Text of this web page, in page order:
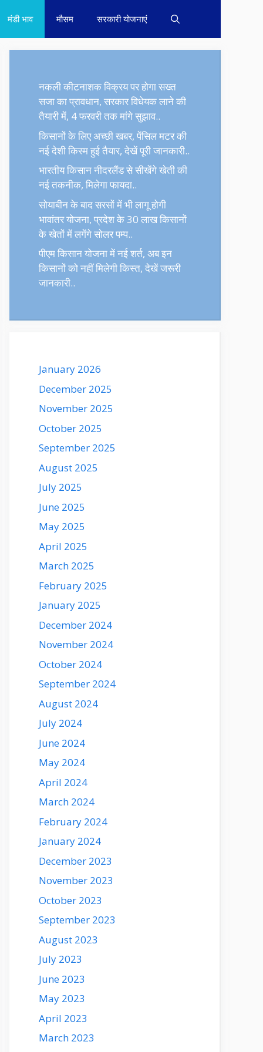
मंडी भाव मौसम सरकारी योजनाएं
नकली कीटनाशक विक्रय पर होगा सख्त
सजा का प्रावधान, सरकार विधेयक लाने की
तैयारी में, 4 फरवरी तक मांगे सुझाव..
किसानों के लिए अच्छी खबर, पेंसिल मटर की
नई देशी किस्म हुई तैयार, देखें पूरी जानकारी..
भारतीय किसान नीदरलैंड से सीखेंगे खेती की
नई तकनीक, मिलेगा फायदा..
सोयाबीन के बाद सरसों में भी लागू होगी
भावांतर योजना, प्रदेश के 30 लाख किसानों
के खेतों में लगेंगे सोलर पम्प..
पीएम किसान योजना में नई शर्त, अब इन
किसानों को नहीं मिलेगी किस्त, देखें जरूरी
जानकारी..
January 2026
December 2025
November 2025
October 2025
September 2025
August 2025
July 2025
June 2025
May 2025
April 2025
March 2025
February 2025
January 2025
December 2024
November 2024
October 2024
September 2024
August 2024
July 2024
June 2024
May 2024
April 2024
March 2024
February 2024
January 2024
December 2023
November 2023
October 2023
September 2023
August 2023
July 2023
June 2023
May 2023
April 2023
March 2023